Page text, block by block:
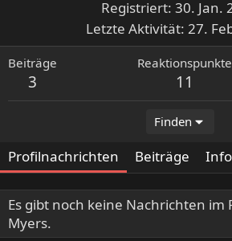
Registriert 30. Jan.
Letzte Aktivität 27.
Beiträge
3
Reaktionspunkte
11
Finden
Profilnachrichten Beiträge
Es gibt noch keine Nachrichten im
Myers.